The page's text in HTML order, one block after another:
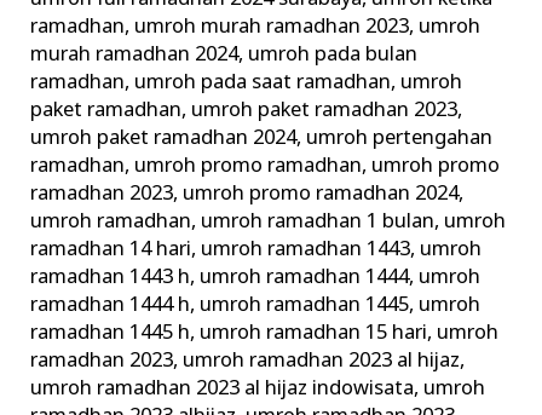
ramadhan, umroh murah ramadhan 2023, umroh
murah ramadhan 2024, umroh pada bulan
ramadhan, umroh pada saat ramadhan, umroh
paket ramadhan, umroh paket ramadhan 2023,
umroh paket ramadhan 2024, umroh pertengahan
ramadhan, umroh promo ramadhan, umroh promo
ramadhan 2023, umroh promo ramadhan 2024,
umroh ramadhan, umroh ramadhan 1 bulan, umroh
ramadhan 14 hari, umroh ramadhan 1443, umroh
ramadhan 1443 h, umroh ramadhan 1444, umroh
ramadhan 1444 h, umroh ramadhan 1445, umroh
ramadhan 1445 h, umroh ramadhan 15 hari, umroh
ramadhan 2023, umroh ramadhan 2023 al hijaz,
umroh ramadhan 2023 al hijaz indowisata, umroh